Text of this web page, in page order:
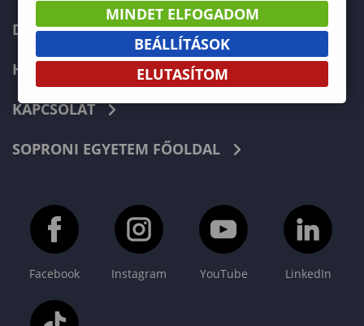
DOKUMENTUMOK
HÍREK
KAPCSOLAT
SOPRONI EGYETEM FŐOLDAL
Facebook Instagram YouTube LinkedIn
MINDET ELFOGADOM
BEÁLLÍTÁSOK
ELUTASÍTOM